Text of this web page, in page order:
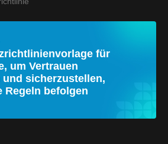
für
um Vertrauen
und sicherzustellen,
Regeln befolgen